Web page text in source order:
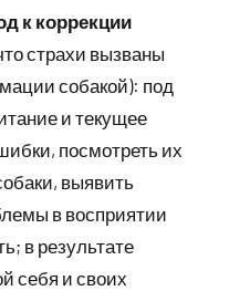
к коррекции
страхи вызваны
собакой): под
и текущее
посмотреть их
выявить
в восприятии
в результате
себя и своих